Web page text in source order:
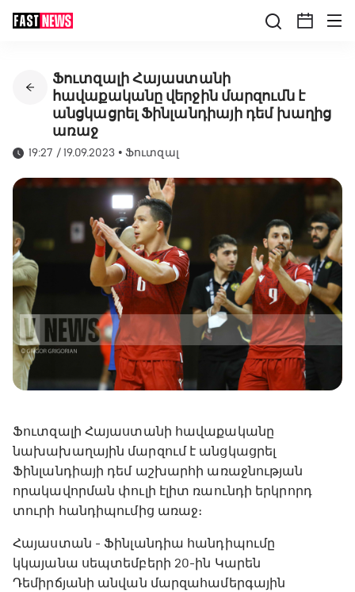
Ֆուտզալի Հայաստանի
հավաքականը վերջին մարզումն է
անցկացրել Ֆինլանդիայի դեմ խաղից
առաջ
19:27 / 19.09.2023 •Ֆուտզալ
Ֆուտզալի Հայաստանի հավաքականը
նախախաղային մարզում է անցկացրել
Ֆինլանդիայի դեմ աշխարհի առաջնության
որակավորման փուլի էլիտ ռաունդի երկրորդ
տուրի հանդիպումից առաջ։
Հայաստան - Ֆինլանդիա հանդիպումը
կկայանա սեպտեմբերի 20-ին Կարեն
Դեմիրճյանի անվան մարզահամերգային